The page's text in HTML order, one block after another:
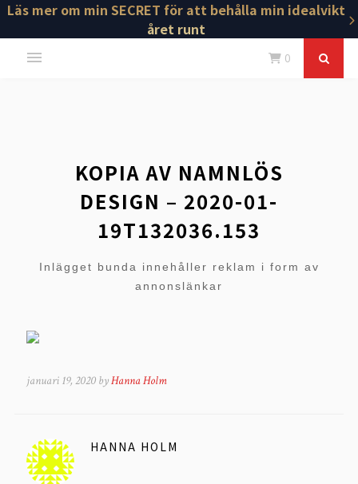
Läs mer om min SECRET för att behålla min idealvikt
året runt
0
KOPIA AV NAMNLÖS
DESIGN – 2020-01-
19T132036.153
Inlägget bunda innehåller reklam i form av
annonslänkar
januari 19, 2020 byHanna Holm
HANNA HOLM